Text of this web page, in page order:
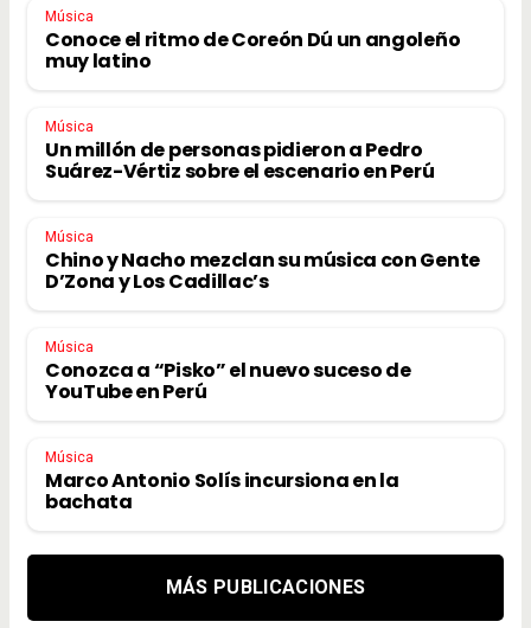
Música
Conoce el ritmo de Coreón Dú un angoleño
muy latino
Música
Un millón de personas pidieron a Pedro
Suárez-Vértiz sobre el escenario en Perú
Música
Chino y Nacho mezclan su música con Gente
D’Zona y Los Cadillac’s
Música
Conozca a “Pisko” el nuevo suceso de
YouTube en Perú
Música
Marco Antonio Solís incursiona en la
bachata
MÁS PUBLICACIONES